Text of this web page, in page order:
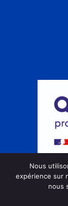
Nous
expérience sur
nous